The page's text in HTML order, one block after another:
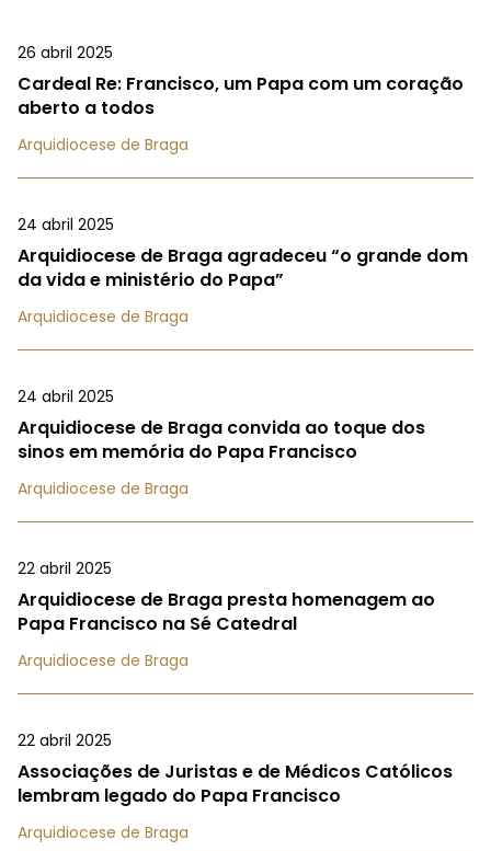
26 abril 2025
Cardeal Re: Francisco, um Papa com um coração
aberto a todos
Arquidiocese de Braga
24 abril 2025
Arquidiocese de Braga agradeceu “o grande dom
da vida e ministério do Papa”
Arquidiocese de Braga
24 abril 2025
Arquidiocese de Braga convida ao toque dos
sinos em memória do Papa Francisco
Arquidiocese de Braga
22 abril 2025
Arquidiocese de Braga presta homenagem ao
Papa Francisco na Sé Catedral
Arquidiocese de Braga
22 abril 2025
Associações de Juristas e de Médicos Católicos
lembram legado do Papa Francisco
Arquidiocese de Braga